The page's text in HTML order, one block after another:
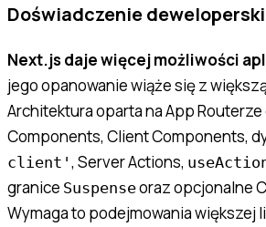
Doświadczenie
Next.js daje więcej możliwości
jego opanowanie wiąże się z
Architektura oparta na App
Components, Client Components,
client' , Server Actions,
granice Suspenseoraz opcjonalne
Wymaga to podejmowania większej